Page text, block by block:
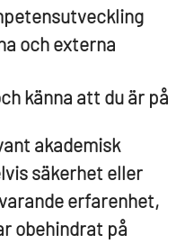
och externa
känna att du är på
akademisk
säkerhet eller
erfarenhet,
obehindrat på